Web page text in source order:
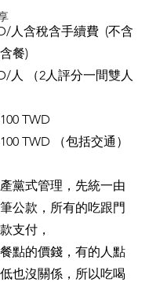
人含稅含手續費  (不含
餐)
人 （2人評分一間雙人
TWD
TWD （包括交通）
黨式管理，先統一由
公款，所有的吃跟門
支付，
點的價錢，有的人點
也沒關係，所以吃喝